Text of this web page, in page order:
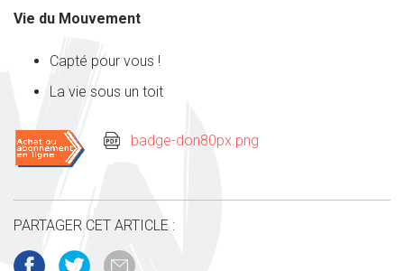
Vie du Mouvement
Capté pour vous !
La vie sous un toit
badge-don80px.png
PARTAGER CET ARTICLE :